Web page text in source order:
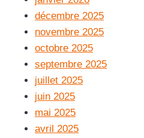
décembre 2025
novembre 2025
octobre 2025
septembre 2025
juillet 2025
juin 2025
mai 2025
avril 2025